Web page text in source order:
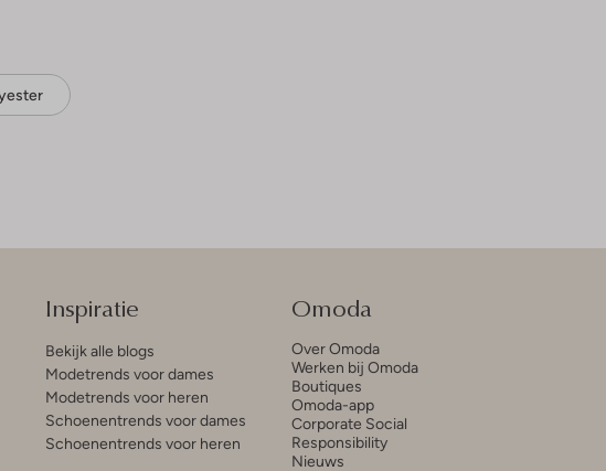
Inspiratie
Bekijk alle blogs
Modetrends voor dames
Modetrends voor heren
Schoenentrends voor dames
Schoenentrends voor heren
Omoda
Over Omoda
Werken bij Omoda
Boutiques
Omoda-app
Corporate Social
Responsibility
Nieuws